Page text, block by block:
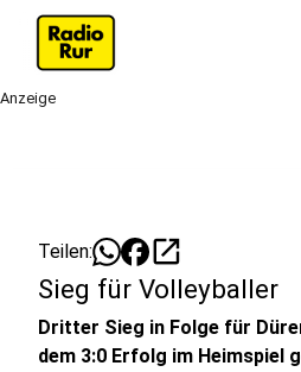
Anzeige
Teilen: open_in_new
Sieg für Volleyballer
Dritter Sieg in Folge für
dem 3:0 Erfolg im Heimspiel